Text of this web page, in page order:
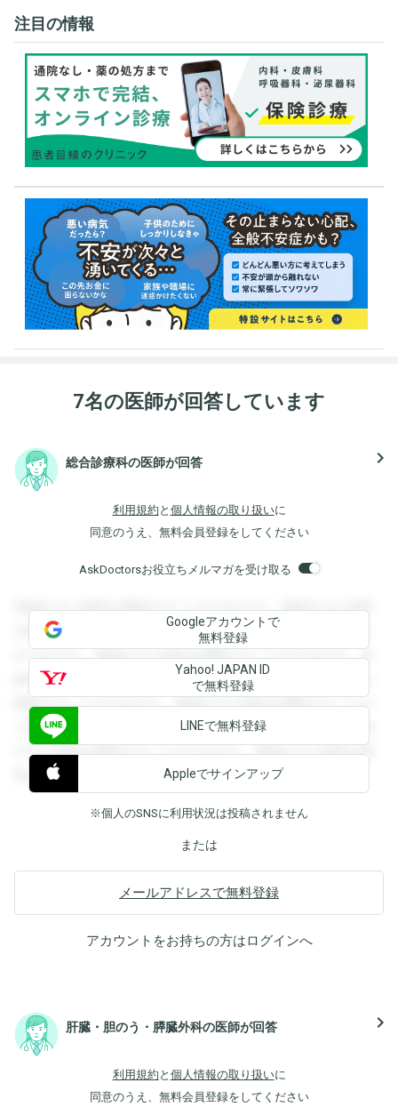
注目の情報
7名の医師が回答しています
総合診療科の医師が回答 navigate_next
利用規約 と 個人情報の取り扱いに
同意のうえ、無料会員登録をしてください
AskDoctorsお役立ちメルマガを受け取る
登録すると回答を閲覧することができます。登録すると回答
を閲覧することができます。登録すると回答を閲覧すること
ができます。登録すると回答を閲覧することができます。登
録すると回答を閲覧することができます。登録すると回答を
閲覧することができます。登録すると回答を閲覧することが
できます。登録すると回答を閲覧することができます。登録
すると回答を閲覧することができます。登録すると回答を閲
覧することができます。
Googleアカウントで
無料登録
Yahoo! JAPAN ID
で無料登録
LINEで無料登録
Appleでサインアップ
※個人のSNSに利用状況は投稿されません
または
メールアドレスで無料登録
アカウントをお持ちの方はログインへ
肝臓・胆のう・膵臓外科の医師が回答 navigate_next
利用規約 と 個人情報の取り扱いに
同意のうえ、無料会員登録をしてください